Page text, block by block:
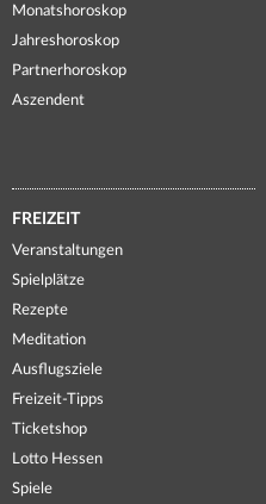
Monatshoroskop
Jahreshoroskop
Partnerhoroskop
Aszendent
FREIZEIT
Veranstaltungen
Spielplätze
Rezepte
Meditation
Ausflugsziele
Freizeit-Tipps
Ticketshop
Lotto Hessen
Spiele